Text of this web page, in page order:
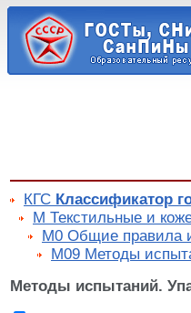
КГС Классификатор
М Текстильные и
М0 Общие правила
М09 Методы
Методы испытаний.